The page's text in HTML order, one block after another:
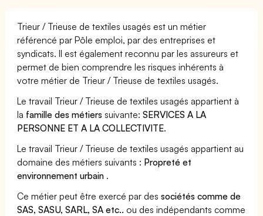
Trieur / Trieuse de textiles usagés est un métier
référencé par Pôle emploi, par des entreprises et
syndicats. Il est également reconnu par les assureurs et
permet de bien comprendre les risques inhérents à
votre métier de Trieur / Trieuse de textiles usagés.
Le travail Trieur / Trieuse de textiles usagés appartient à
la famille des métiers suivante:SERVICES A LA
PERSONNE ET A LA COLLECTIVITE.
Le travail Trieur / Trieuse de textiles usagés appartient au
domaine des métiers suivants : Propreté et
environnement urbain .
Ce métier peut être exercé par dessociétés comme de
SAS, SASU, SARL, SA etc.. ou des indépendants comme